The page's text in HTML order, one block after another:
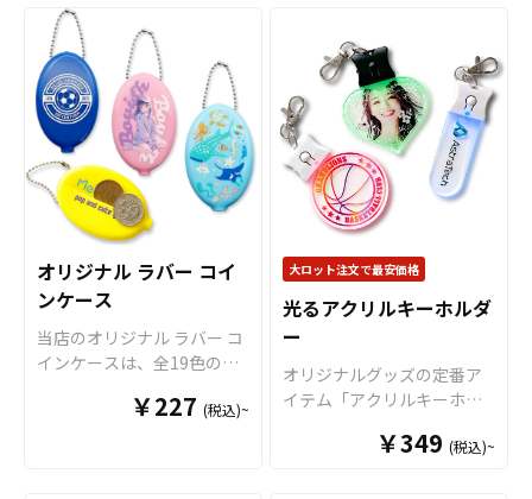
メ、エンタメ、スポーツ、
官公庁、またコミケなどの
同人グッズ販売など様々な
業界に人気です。 国内生産
で短納期、小ロットからの
製作も承っておりますの
で、個人のお客様から企
業・業者のかた問わずお気
軽にご相談ください。
レイをワンランクUP！
すべ
て国内生産のメイド・イ
ン・ジャパン製品です ！販
売に必要な資材も取り揃え
ておりますので、お客様に
はデザインを入稿していた
だくだけでオリジナル商品
として販売していただくこ
とができます。オリジナル
グッズの制作やOEMをご検
討中の業者様もお気軽にご
の投稿もされやすいアイテ
ムですので、 アニメやゲー
グッズ、スポーツチーム応
はのソフトな手触りと光沢
感が魅力的なオリジナルお
守りが作れます。煌びやか
な風合いの金糸と銀糸も使
用することができますの
で、より高級感の特別なオ
リジナルお守りもお楽しみ
いただけます。またデザイ
ンは「刺繍」以外にも昇華
転写による印刷も可能で
す。 お守りを彩るメガネ紐
は、デザインに合わせてお
選びいただける全5色のカラ
ーをご用意いたしました。
推しのアーティストやキャ
トのチケット当選を願う
と裏からそれぞれ印刷を施
すことで立体的な見え方が
美しい「両面印刷」、デザ
インがきらびやかに輝く
「箔押し」など、複数のプ
リント方法をご用意してお
ります。透明度が高いクリ
アアクリルを使用していま
すので、透明感を活かした
デザインでの制作がオスス
メです。 メガネ紐は全9色の
カラーラインナップがござ
いますので、デザインや用
途に合わせてお選びくださ
い。また、飾り紐の追加や
キーホルダータイプへの変
更、カラーアクリルなどの
オプション仕様にも対応可
オリジナル ラバー コイ
ンケース
当店のオリジナル ラバー コ
インケースは、全19色のカ
べる、水に強くて丈夫なラ
￥227 (税込)~
大ロット注文で最安価格
光るアクリルキーホルダ
ー
オリジナルグッズの定番ア
イテム「アクリルキーホル
に発光するLEDライトがつ
￥349 (税込)~